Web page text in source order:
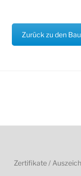
Zurück zu den
Zertifikate /